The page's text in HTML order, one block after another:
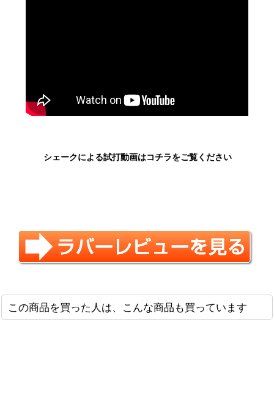
シェークによる試打動画はコチラをご覧ください
この商品を買った人は、こんな商品も買っています